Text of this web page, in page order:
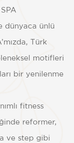
dünyaca ünlü
Türk
motifleri
bir yenilenme
fitness
reformer,
ve step gibi